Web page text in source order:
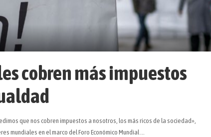
cobren más impuestos
que nos cobren impuestos a nosotros, los más ricos de la sociedad»,
mundiales en el marco del Foro Económico Mundial...